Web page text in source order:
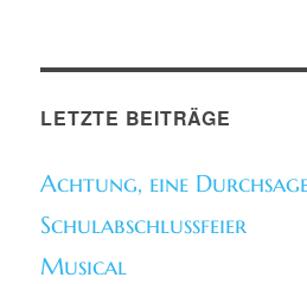
LETZTE BEITRÄGE
Achtung, eine
Schulabschlussfeier
Musical